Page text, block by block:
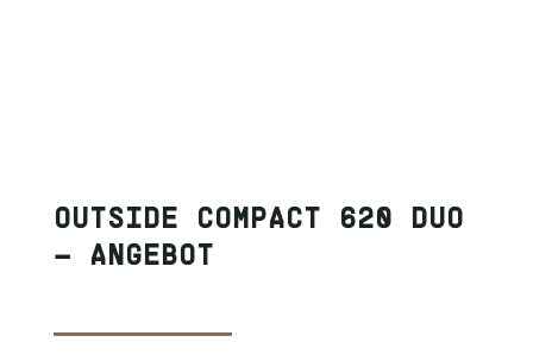
OUTSIDE COMPACT 620 DUO
– ANGEBOT